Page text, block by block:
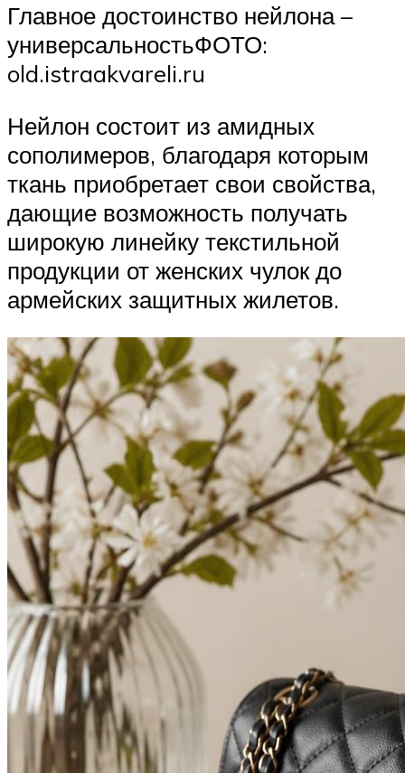
Главное достоинство нейлона –
универсальностьФОТО:
old.istraakvareli.ru
Нейлон состоит из амидных
сополимеров, благодаря которым
ткань приобретает свои свойства,
дающие возможность получать
широкую линейку текстильной
продукции от женских чулок до
армейских защитных жилетов.